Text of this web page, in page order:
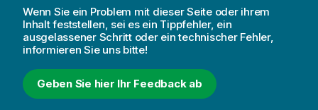
Wenn Sie ein Problem mit dieser Seite oder ihrem
Inhalt feststellen, sei es ein Tippfehler, ein
ausgelassener Schritt oder ein technischer Fehler,
informieren Sie uns bitte!
Geben Sie hier Ihr Feedback ab